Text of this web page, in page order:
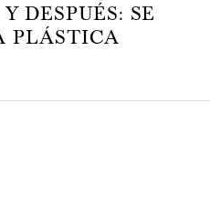
DESPUÉS: SE
PLÁSTICA